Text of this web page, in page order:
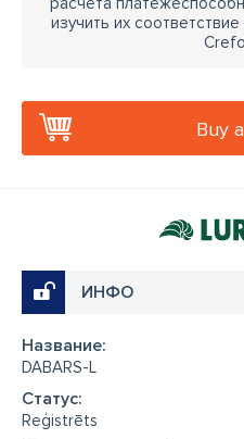
изучить их
Buy
ИНФО
Название:
DABARS-L
Cтатус:
Reģistrēts